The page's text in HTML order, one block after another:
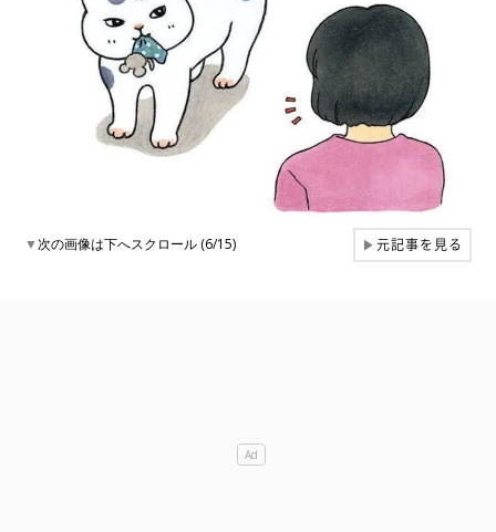
▼次の画像は下へスクロール (6/15) ▶元記事を見る